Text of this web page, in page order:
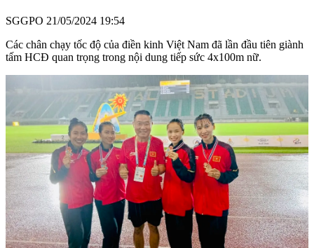
SGGPO 21/05/2024 19:54
Các chân chạy tốc độ của điền kinh Việt Nam đã lần đầu tiên giành
tấm HCĐ quan trọng trong nội dung tiếp sức 4x100m nữ.